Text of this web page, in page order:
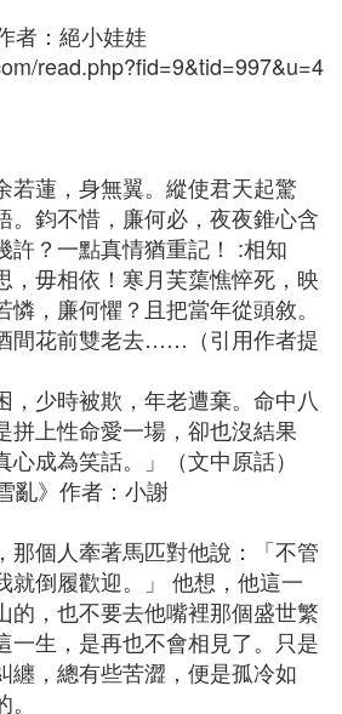
者：絕小娃娃
read.php?fid=9&tid=997&u=4
若蓮，身無翼。縱使君天起驚
。鈞不惜，廉何必，夜夜錐心含
許？一點真情猶重記！ :相知
，毋相依！寒月芙蕖憔悴死，映
，廉何懼？且把當年從頭敘。
間花前雙老去……（引用作者提
，少時被欺，年老遭棄。命中八
拼上性命愛一場，卻也沒結果
成為笑話。」（文中原話）
亂》作者：小謝
那個人牽著馬匹對他說：「不管
就倒履歡迎。」 他想，他這一
的，也不要去他嘴裡那個盛世繁
一生，是再也不會相見了。只是
纏，總有些苦澀，便是孤冷如